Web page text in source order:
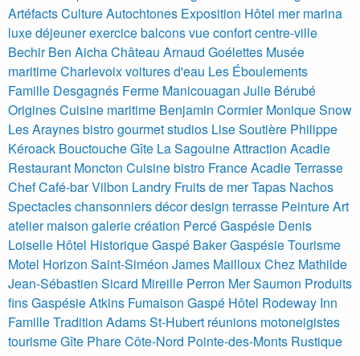
Artéfacts Culture Autochtones Exposition Hôtel mer marina
luxe déjeuner exercice balcons vue confort centre-ville
Bechir Ben Aicha Château Arnaud Goélettes Musée
maritime Charlevoix voitures d'eau Les Éboulements
Famille Desgagnés Ferme Manicouagan Julie Bérubé
Origines Cuisine maritime Benjamin Cormier Monique Snow
Les Araynes bistro gourmet studios Lise Soutière Philippe
Kéroack Bouctouche Gîte La Sagouine Attraction Acadie
Restaurant Moncton Cuisine bistro France Acadie Terrasse
ChefCafé-bar Vilbon Landry Fruits de mer Tapas Nachos
Spectacles chansonniers décor design terrasse Peinture Art
atelier maison galerie création Percé Gaspésie Denis
Loiselle Hôtel Historique Gaspé Baker Gaspésie Tourisme
Motel Horizon Saint-Siméon James MaillouxChez Mathilde
Jean-Sébastien Sicard Mireille Perron Mer Saumon Produits
fins Gaspésie Atkins Fumaison Gaspé Hôtel Rodeway Inn
Famille Tradition Adams St-Hubert réunions motoneigistes
tourismeGîte Phare Côte-Nord Pointe-des-Monts Rustique